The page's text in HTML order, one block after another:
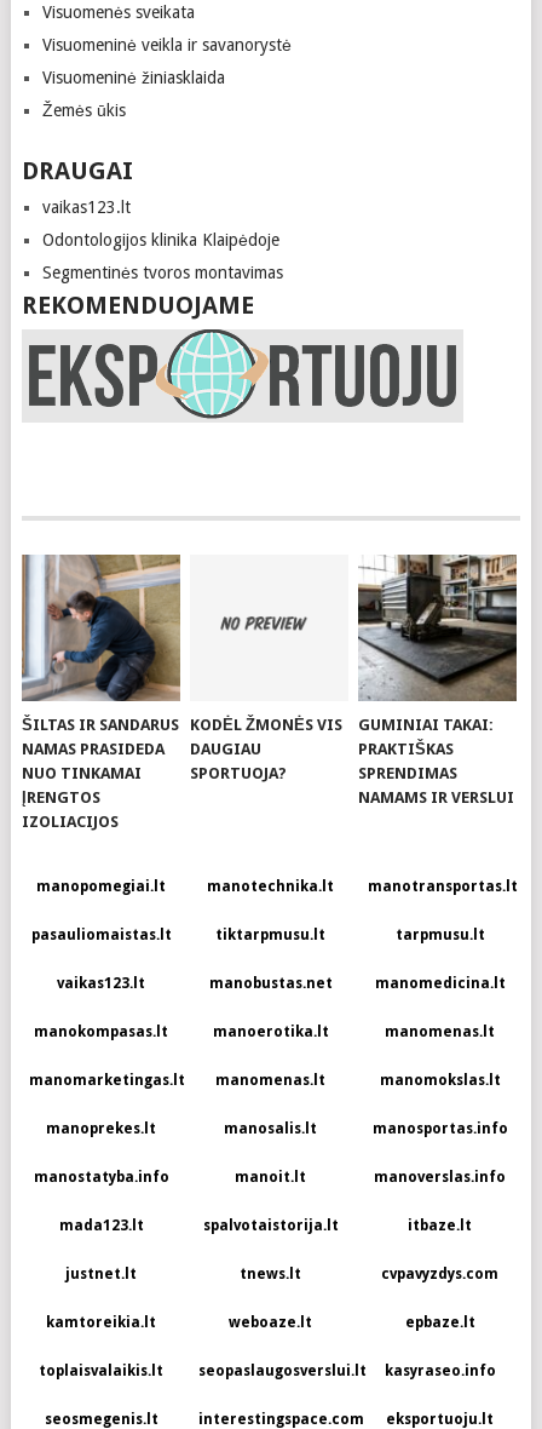
Visuomenės sveikata
Visuomeninė veikla ir savanorystė
Visuomeninė žiniasklaida
Žemės ūkis
DRAUGAI
vaikas123.lt
Odontologijos klinika Klaipėdoje
Segmentinės tvoros montavimas
REKOMENDUOJAME
ŠILTAS IR SANDARUS
NAMAS PRASIDEDA
NUO TINKAMAI
ĮRENGTOS
IZOLIACIJOS
KODĖL ŽMONĖS VIS
DAUGIAU
SPORTUOJA?
GUMINIAI TAKAI:
PRAKTIŠKAS
SPRENDIMAS
NAMAMS IR VERSLUI
manopomegiai.lt manotechnika.lt manotransportas.lt
pasauliomaistas.lt tiktarpmusu.lt tarpmusu.lt
vaikas123.lt manobustas.net manomedicina.lt
manokompasas.lt manoerotika.lt manomenas.lt
manomarketingas.lt manomenas.lt manomokslas.lt
manoprekes.lt manosalis.lt manosportas.info
manostatyba.info manoit.lt manoverslas.info
mada123.lt spalvotaistorija.lt itbaze.lt
justnet.lt tnews.lt cvpavyzdys.com
kamtoreikia.lt weboaze.lt epbaze.lt
toplaisvalaikis.lt seopaslaugosverslui.lt kasyraseo.info
seosmegenis.lt interestingspace.com eksportuoju.lt